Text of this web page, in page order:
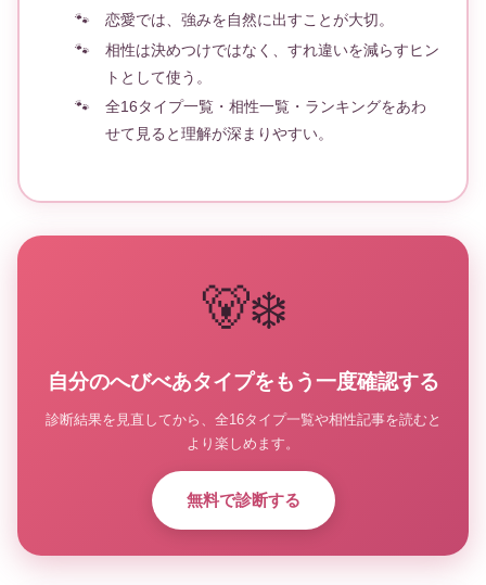
恋愛では、強みを自然に出すことが大切。
相性は決めつけではなく、すれ違いを減らすヒン
トとして使う。
全16タイプ一覧・相性一覧・ランキングをあわ
せて見ると理解が深まりやすい。
🐻‍❄️
自分のへびべあタイプをもう一度確認する
診断結果を見直してから、全16タイプ一覧や相性記事を読むと
より楽しめます。
無料で診断する